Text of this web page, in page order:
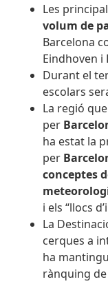
Les
volum de
Barcelona
Eindhoven i
Durant el
escolars
La regió
per
ha estat la
per
conceptes
i els “llocs
La
cerques a
ha
rànquing